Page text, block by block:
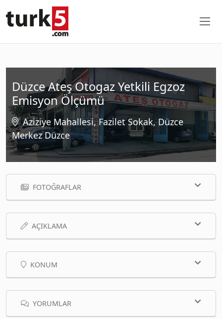
Düzce Ateş Otogaz Yetkili Egzoz
Emisyon Ölçümü
Aziziye Mahallesi, Fazilet Sokak, Düzce
Merkez Düzce
FOTOĞRAFLAR
AÇIKLAMA
KONUM
YORUMLAR